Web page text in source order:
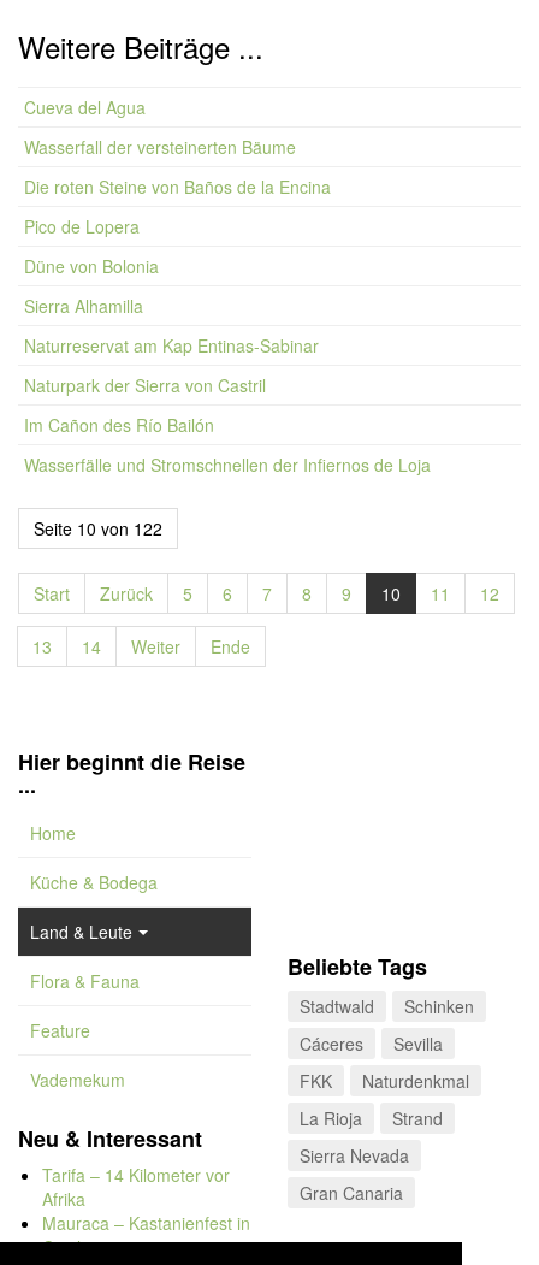
Weitere Beiträge ...
Cueva del Agua
Wasserfall der versteinerten Bäume
Die roten Steine von Baños de la Encina
Pico de Lopera
Düne von Bolonia
Sierra Alhamilla
Naturreservat am Kap Entinas-Sabinar
Naturpark der Sierra von Castril
Im Cañon des Río Bailón
Wasserfälle und Stromschnellen der Infiernos de Loja
Seite 10 von 122
Start Zurück 5 6 7 8 9 10 11 12
13 14 Weiter Ende
Hier beginnt die Reise
...
Home
Küche & Bodega
Land & Leute
Flora & Fauna
Feature
Vademekum
Neu & Interessant
Tarifa – 14 Kilometer vor
Afrika
Mauraca – Kastanienfest in
Capileira
Beliebte Tags
Stadtwald
Schinken
Cáceres
Sevilla
FKK
Naturdenkmal
La Rioja
Strand
Sierra Nevada
Gran Canaria